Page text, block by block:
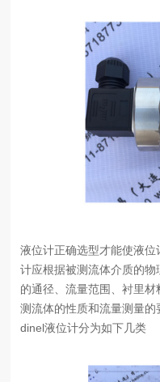
液位计正确选型才能使液
计应根据被测流体介质的
的通径、流量范围、衬里
测流体的性质和流量测量的
dinel液位计分为如下几类